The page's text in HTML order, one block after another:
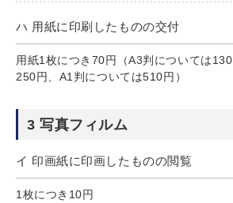
ハ 用紙に印刷したものの交付
用紙1枚につき70円（A3判については
250円、A1判については510円）
3 写真フィルム
イ 印画紙に印画したものの閲覧
1枚につき10円